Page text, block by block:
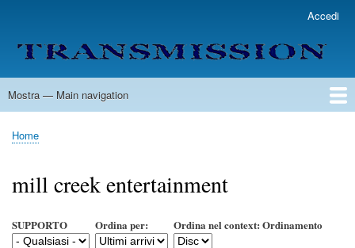
contenuto
principale
account
menu
Accedi
Main
Mostra — Main navigation
Home
Lista Autori
Contatti
Spedizione & Consegna
Legenda
Condizioni per l'uso
Briciole
pane
Home
mill creek entertainment
SUPPORTO Ordina per: Ordina nel context: Ordinamento